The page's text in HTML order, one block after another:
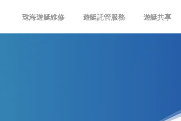
珠海遊艇維修 遊艇託管服務 遊艇共享